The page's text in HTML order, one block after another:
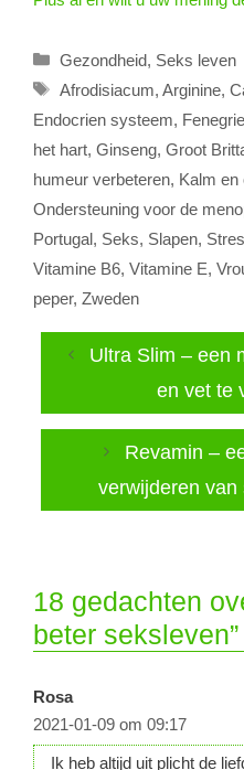
Categorieën
Gezondheid, Seks leven
Tags
Afrodisiacum, Arginine,
Endocrien systeem,
het hart, Ginseng, Groot
humeur verbeteren, Kalm en
Ondersteuning voor de
Portugal, Seks, Slapen,
Vitamine B6, Vitamine E,
peper, Zweden
Ultra Slim – een
en vet te
Revamin –
verwijderen van
18 gedachten
beter seksleven”
Rosa
2021-01-09 om 09:17
Ik heb altijd uit plicht de